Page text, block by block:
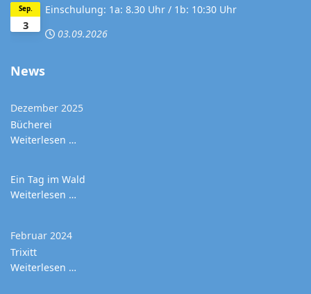
3
Sep.
Einschulung: 1a: 8.30 Uhr / 1b: 10:30 Uhr
03.09.2026
News
Dezember 2025
Bücherei
Weiterlesen …
Ein Tag im Wald
Weiterlesen …
Februar 2024
Trixitt
Weiterlesen …